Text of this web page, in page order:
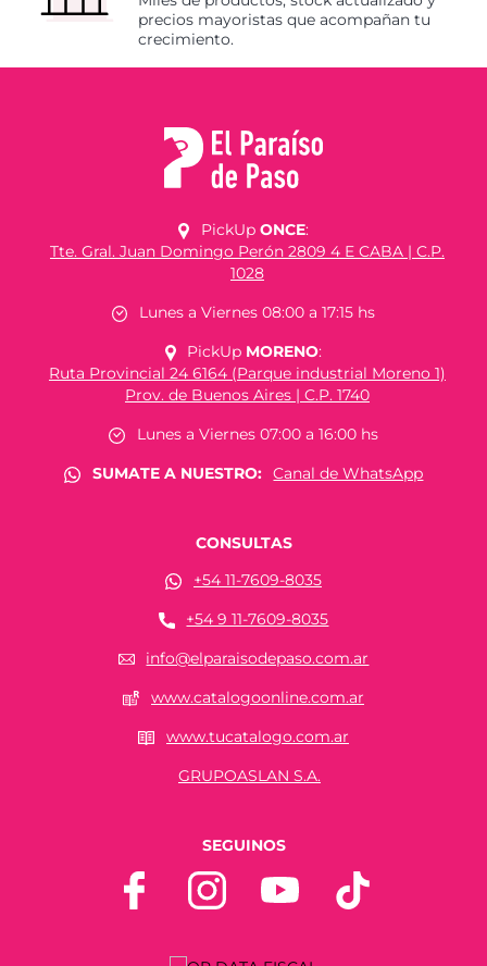
precios mayoristas que acompañan tu
crecimiento.
PickUp ONCE:
Tte. Gral. Juan Domingo Perón 2809 4 E CABA | C.P.
1028
Lunes a Viernes 08:00 a 17:15 hs
PickUp MORENO:
Ruta Provincial 24 6164 (Parque industrial Moreno 1)
Prov. de Buenos Aires | C.P. 1740
Lunes a Viernes 07:00 a 16:00 hs
SUMATE A NUESTRO:
Canal de WhatsApp
CONSULTAS
+54 11-7609-8035
+54 9 11-7609-8035
info@elparaisodepaso.com.ar
www.catalogoonline.com.ar
www.tucatalogo.com.ar
GRUPOASLAN S.A.
SEGUINOS